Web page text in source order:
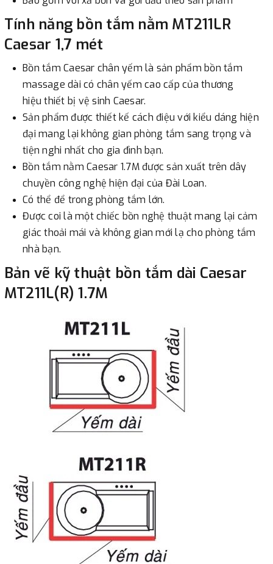
Tính năng bồn tắm nằm MT211LR
Caesar 1,7 mét
Bồn tắm Caesar chân yếm là sản phẩm bồn tắm
massage dài có chân yếm cao cấp của thương
hiệu thiết bị vệ sinh Caesar.
Sản phẩm được thiết kế cách điệu với kiểu dáng hiện
đại mang lại không gian phòng tắm sang trọng và
tiện nghi nhất cho gia đình bạn.
Bồn tắm nằm Caesar 1.7M được sản xuất trên dây
chuyền công nghệ hiện đại của Đài Loan.
Có thể để trong phòng tắm lớn.
Được coi là một chiếc bồn nghệ thuật mang lại cảm
giác thoải mái và không gian mới lạ cho phòng tắm
nhà bạn.
Bản vẽ kỹ thuật bồn tắm dài Caesar
MT211L(R) 1.7M